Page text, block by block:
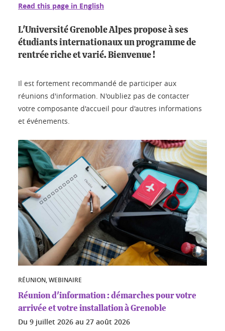
Read this page in English
L'Université Grenoble Alpes propose à ses
étudiants internationaux un programme de
rentrée riche et varié. Bienvenue !
Il est fortement recommandé de participer aux
réunions d'information. N'oubliez pas de contacter
votre composante d'accueil pour d'autres informations
et événements.
RÉUNION, WEBINAIRE
Réunion d'information : démarches pour votre
arrivée et votre installation à Grenoble
Du 9 juillet 2026 au 27 août 2026